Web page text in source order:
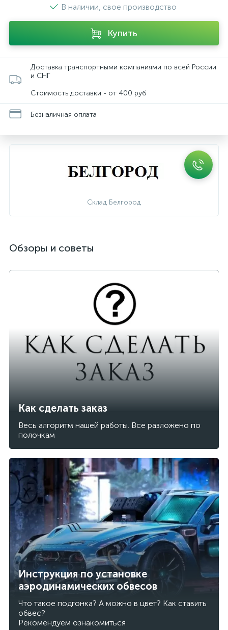
В наличии, свое производство
Купить
Доставка транспортными компаниями по всей России
и СНГ
Стоимость доставки - от 400 руб
Безналичная оплата
Склад Белгород
Обзоры и советы
Как сделать заказ
Весь алгоритм нашей работы. Все разложено по
полочкам
Инструкция по установке
аэродинамических обвесов
Что такое подгонка? А можно в цвет? Как ставить
обвес?
Рекомендуем ознакомиться